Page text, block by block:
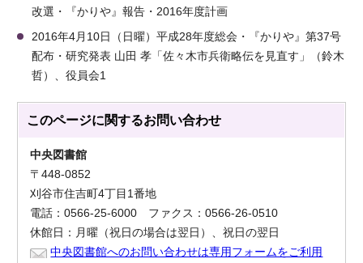
改選・『かりや』報告・2016年度計画
2016年4月10日（日曜）平成28年度総会・『かりや』第37号
配布・研究発表 山田 孝「佐々木市兵衛略伝を見直す」（鈴木
哲）、役員会1
このページに関するお問い合わせ
中央図書館
〒448-0852
刈谷市住吉町4丁目1番地
電話：0566-25-6000 ファクス：0566-26-0510
休館日：月曜（祝日の場合は翌日）、祝日の翌日
中央図書館へのお問い合わせは専用フォームをご利用